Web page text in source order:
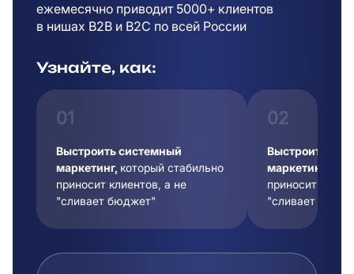
ежемесячно приводит 5000+ клиентов
в нишах B2B и B2C по всей России
Узнайте, как:
01
Выстроить системный
маркетинг, который стабильно
приносит клиентов, а не
"сливает бюджет"
02
Выстроить
маркетинг,
приносит
"сливает